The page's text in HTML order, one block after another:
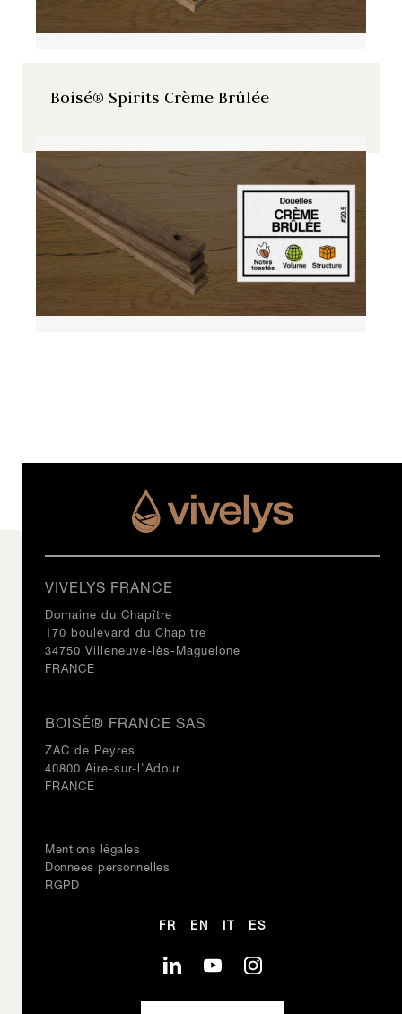
Boisé® Spirits Crème Brûlée
VIVELYS FRANCE
Domaine du Chapître
170 boulevard du Chapitre
34750 Villeneuve-lès-Maguelone
FRANCE
BOISÉ® FRANCE SAS
ZAC de Peyres
40800 Aire-sur-l'Adour
FRANCE
Mentions légales
Donnees personnelles
RGPD
FR EN ES